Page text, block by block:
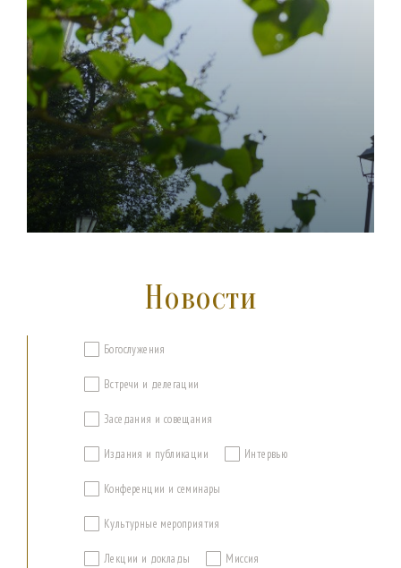
Новости
Богослужения
Встречи и делегации
Заседания и совещания
Издания и публикации Интервью
Конференции и семинары
Культурные мероприятия
Лекции и доклады Миссия